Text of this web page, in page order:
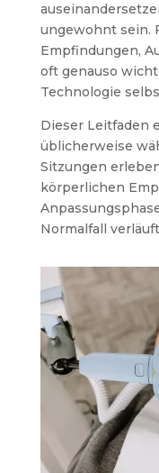
ungewohnt sein.
Empfindungen,
oft genauso
Technologie
Dieser Leitfaden
üblicherweise
Sitzungen
körperlichen
Normalfall